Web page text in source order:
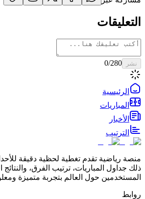
التعليقات
نشر 0/280
الرئيسية
المباريات
الأخبار
الترتيب
منصة رياضية تقدم تغطية لحظية دقيقة
ذلك جداول المباريات، ترتيب الفرق، والنتائج
المستخدمين حول العالم بتجربة متميزة
روابط